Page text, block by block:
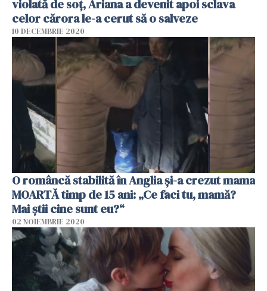
violată de soț, Ariana a devenit apoi sclava
celor cărora le-a cerut să o salveze
10 DECEMBRIE 2020
O româncă stabilită în Anglia și-a crezut mama
MOARTĂ timp de 15 ani: „Ce faci tu, mamă?
Mai știi cine sunt eu?“
02 NOIEMBRIE 2020